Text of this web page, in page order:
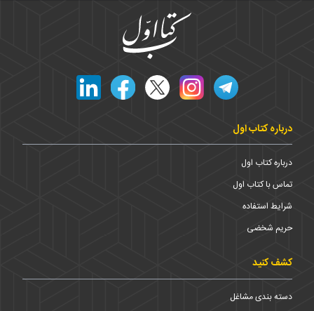
درباره کتاب اول
درباره کتاب اول
تماس با کتاب اول
شرایط استفاده
حریم شخضی
کشف کنید
دسته بندی مشاغل